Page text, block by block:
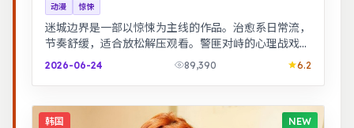
动漫 惊悚
迷城边界是一部以惊悚为主线的作品。治愈系日常流，
节奏舒缓，适合放松解压观看。警匪对峙的心理战戏份
突出，节奏紧凑，场面调度成熟。
2026-06-24 89,390 6.2
韩国 NEW